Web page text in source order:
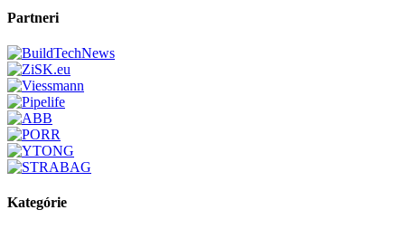
Partneri
Kategórie